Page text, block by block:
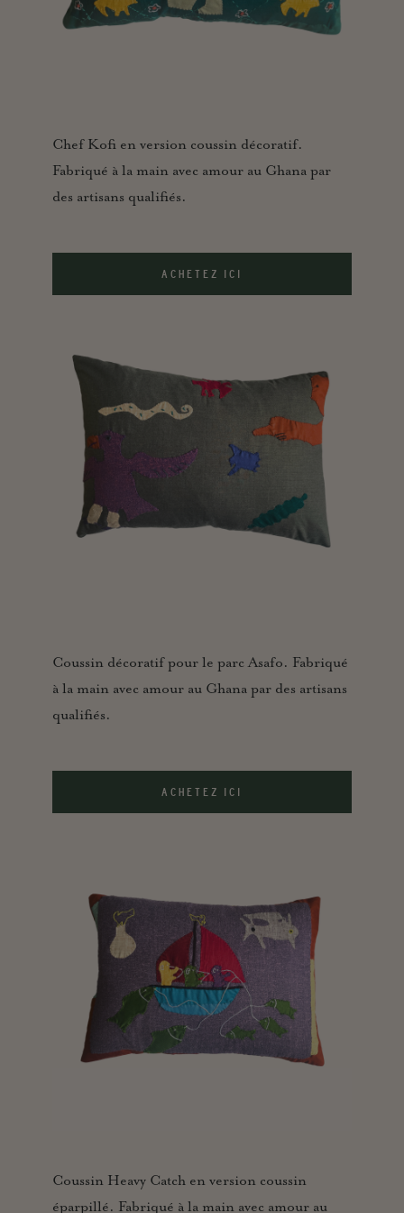
Chef Kofi en version coussin décoratif.
Fabriqué à la main avec amour au Ghana par
des artisans qualifiés.
ACHETEZ ICI
Coussin décoratif pour le parc Asafo. Fabriqué
à la main avec amour au Ghana par des artisans
qualifiés.
ACHETEZ ICI
Coussin Heavy Catch en version coussin
éparpillé. Fabriqué à la main avec amour au